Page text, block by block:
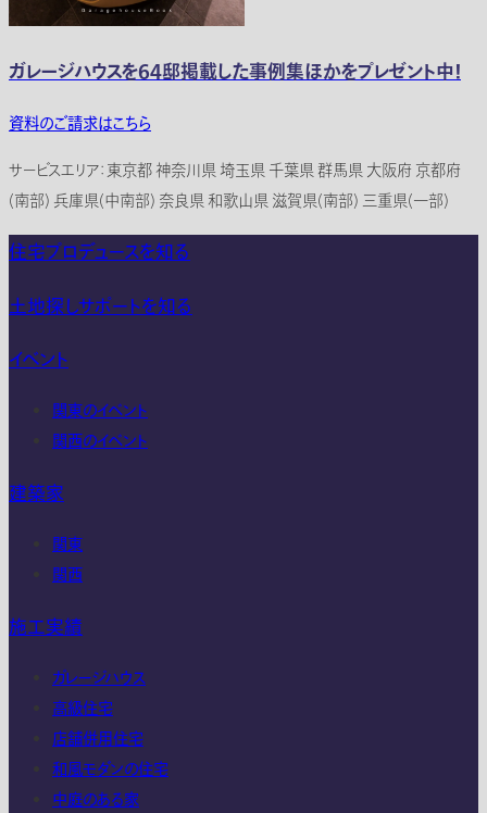
ガレージハウスを64邸掲載した事例集ほかをプレゼント中！
資料のご請求はこちら
サービスエリア：東京都 神奈川県 埼玉県 千葉県 群馬県 大阪府 京都府
(南部) 兵庫県(中南部) 奈良県 和歌山県 滋賀県(南部) 三重県(一部)
住宅プロデュースを知る
土地探しサポートを知る
イベント
関東のイベント
関西のイベント
建築家
関東
関西
施工実績
ガレージハウス
高級住宅
店舗併用住宅
和風モダンの住宅
中庭のある家